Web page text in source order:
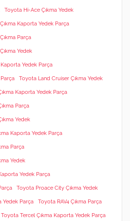
Toyota Hi-Ace Çıkma Yedek
Kaporta Yedek Parça
Parça
Yedek
Yedek Parça
Toyota Land Cruiser Çıkma Yedek
Kaporta Yedek Parça
Parça
Yedek
Kaporta Yedek Parça
Parça
Yedek
Yedek Parça
Toyota Proace City Çıkma Yedek
Yedek Parça Toyota RAV4 Çıkma Parça
Toyota Tercel Çıkma Kaporta Yedek Parça